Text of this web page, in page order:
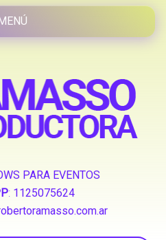
PARA EVENTOS
: 1125075624